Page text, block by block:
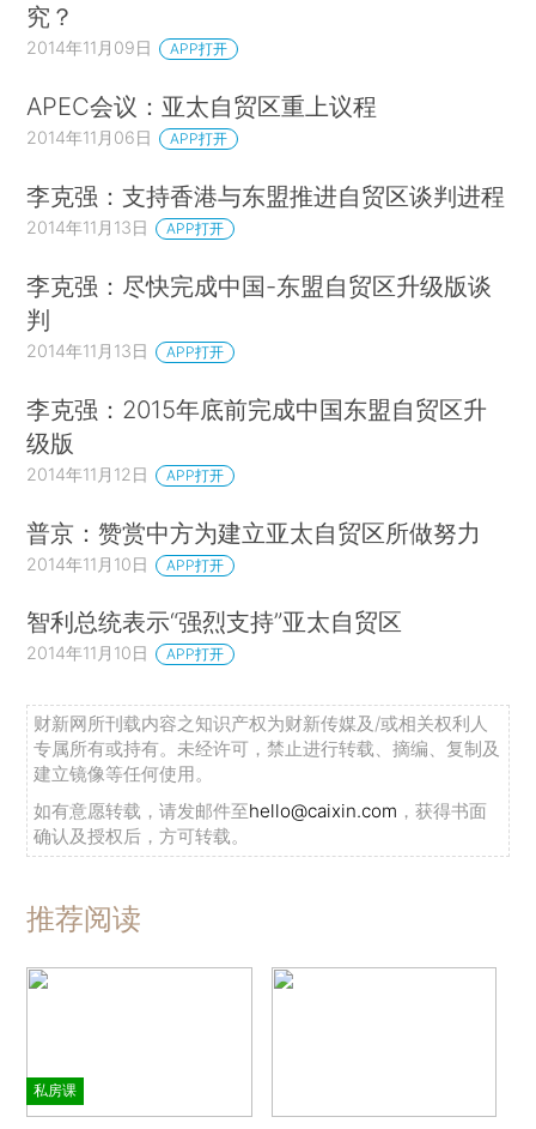
究？
2014年11月09日 APP打开
APEC会议：亚太自贸区重上议程
2014年11月06日 APP打开
李克强：支持香港与东盟推进自贸区谈判进程
2014年11月13日 APP打开
李克强：尽快完成中国-东盟自贸区升级版谈
判
2014年11月13日 APP打开
李克强：2015年底前完成中国东盟自贸区升
级版
2014年11月12日 APP打开
普京：赞赏中方为建立亚太自贸区所做努力
2014年11月10日 APP打开
智利总统表示“强烈支持”亚太自贸区
2014年11月10日 APP打开
财新网所刊载内容之知识产权为财新传媒及/或相关权利人
专属所有或持有。未经许可，禁止进行转载、摘编、复制及
建立镜像等任何使用。
如有意愿转载，请发邮件至hello@caixin.com ，获得书面
确认及授权后，方可转载。
推荐阅读
私房课